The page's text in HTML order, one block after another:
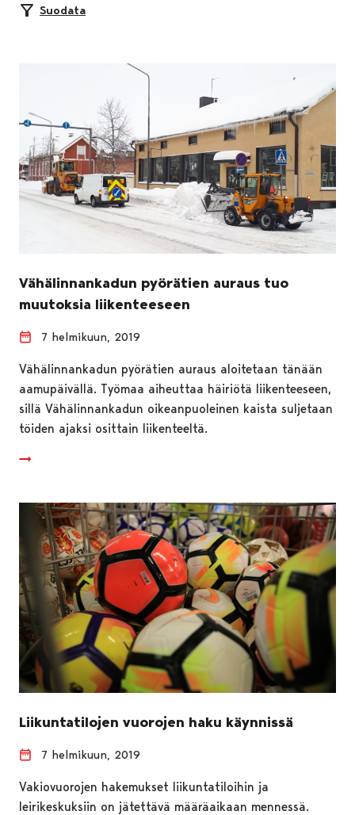
Suodata
Vähälinnankadun pyörätien auraus tuo
muutoksia liikenteeseen
7 helmikuun, 2019
Vähälinnankadun pyörätien auraus aloitetaan tänään
aamupäivällä. Työmaa aiheuttaa häiriötä liikenteeseen,
sillä Vähälinnankadun oikeanpuoleinen kaista suljetaan
töiden ajaksi osittain liikenteeltä.
Liikuntatilojen vuorojen haku käynnissä
7 helmikuun, 2019
Vakiovuorojen hakemukset liikuntatiloihin ja
leirikeskuksiin on jätettävä määräaikaan mennessä.